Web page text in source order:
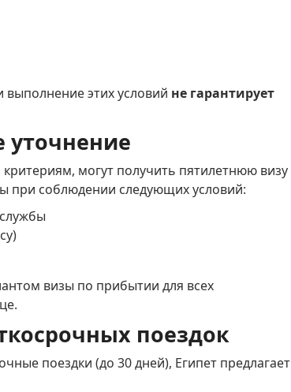
выполнение этих условий не гарантирует
могут получить пятилетнюю визу
при соблюдении следующих условий:
визы по прибытии для всех
поездок
поездки (до 30 дней), Египет предлагает